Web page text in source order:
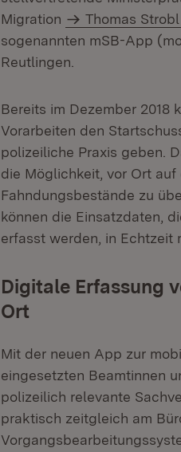
Migration
Thomas Strobl
sogenannten mSB-App
Reutlingen.
Bereits im Dezember 2018
Vorarbeiten den
polizeiliche Praxis geben.
die Möglichkeit, vor Ort
Fahndungsbestände zu
können die Einsatzdaten,
erfasst werden, in Echtzeit
Digitale Erfassung
Ort
Mit der neuen App zur
eingesetzten Beamtinnen
polizeilich relevante
praktisch zeitgleich am